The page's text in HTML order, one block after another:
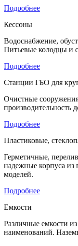
Подробнее
Кессоны
Водоснабжение,
Питьевые колодцы и
Подробнее
Станции ГБО для
Очистные
производительность
Подробнее
Пластиковые,
Герметичные,
надежные корпуса из
моделей.
Подробнее
Емкости
Различные емкости
наименований.